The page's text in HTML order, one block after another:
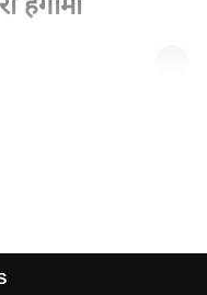
In India